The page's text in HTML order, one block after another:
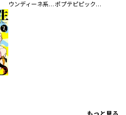
ウンディーネ系彼氏 ポプテピピック SEASON EIGHT